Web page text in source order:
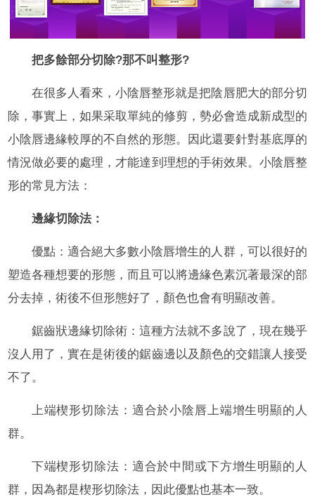
把多餘部分切除?那不叫整形?
在很多人看來，小陰唇整形就是把陰唇肥大的部分切
除，事實上，如果采取單純的修剪，勢必會造成新成型的
小陰唇邊緣較厚的不自然的形態。因此還要針對基底厚的
情況做必要的處理，才能達到理想的手術效果。小陰唇整
形的常見方法：
邊緣切除法：
優點：適合絕大多數小陰唇增生的人群，可以很好的
塑造各種想要的形態，而且可以將邊緣色素沉著最深的部
分去掉，術後不但形態好了，顏色也會有明顯改善。
鋸齒狀邊緣切除術：這種方法就不多說了，現在幾乎
沒人用了，實在是術後的鋸齒邊以及顏色的交錯讓人接受
不了。
上端楔形切除法：適合於小陰唇上端增生明顯的人
群。
下端楔形切除法：適合於中間或下方增生明顯的人
群，因為都是楔形切除法，因此優點也基本一致。